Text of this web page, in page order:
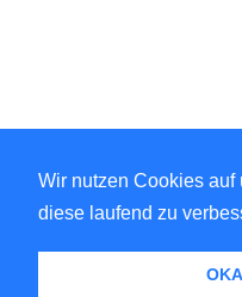
Wir nutzen Cookies auf
diese laufend zu